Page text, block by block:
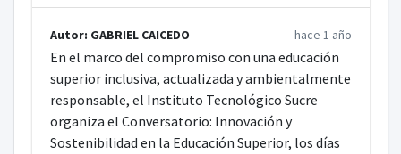
Autor: GABRIEL CAICEDO hace 1 año
En el marco del compromiso con una educación
superior inclusiva, actualizada y ambientalmente
responsable, el Instituto Tecnológico Sucre
organiza el Conversatorio: Innovación y
Sostenibilidad en la Educación Superior, los días